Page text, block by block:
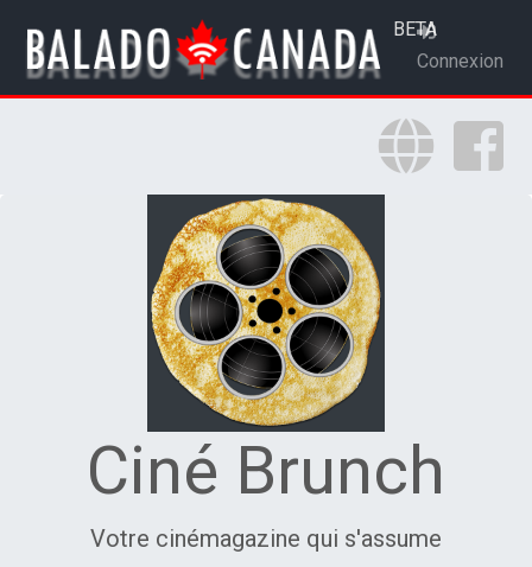
BETA
Connexion
Ciné Brunch
Votre cinémagazine qui s'assume